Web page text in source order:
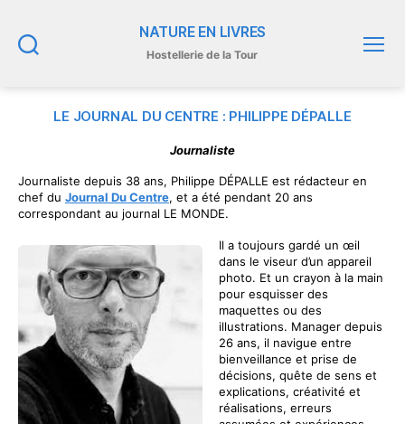
NATURE EN LIVRES
Hostellerie de la Tour
LE JOURNAL DU CENTRE : PHILIPPE DÉPALLE
Journaliste
Journaliste depuis 38 ans, Philippe DÉPALLE est rédacteur en
chef du Journal Du Centre, et a été pendant 20 ans
correspondant au journal LE MONDE.
Il a toujours gardé un œil
dans le viseur d’un appareil
photo. Et un crayon à la main
pour esquisser des
maquettes ou des
illustrations. Manager depuis
26 ans, il navigue entre
bienveillance et prise de
décisions, quête de sens et
explications, créativité et
réalisations, erreurs